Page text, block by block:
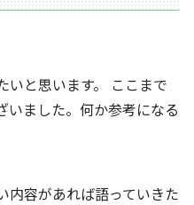
いと思います。 ここまで
いました。何か参考になる
内容があれば語っていきた